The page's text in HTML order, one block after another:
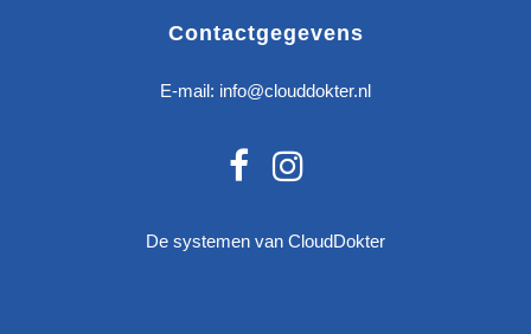
Contactgegevens
E-mail: info@clouddokter.nl
De systemen van CloudDokter